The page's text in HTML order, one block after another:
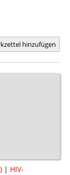
hinzufügen
| HIV-